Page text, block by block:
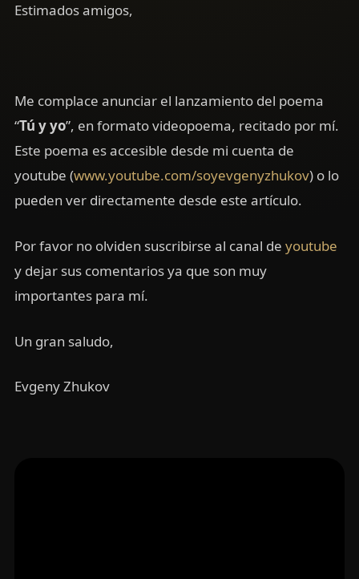
Estimados amigos,
Me complace anunciar el lanzamiento del poema
“Tú y yo”, en formato videopoema, recitado por mí.
Este poema es accesible desde mi cuenta de
youtube (www.youtube.com/soyevgenyzhukov) o lo
pueden ver directamente desde este artículo.
Por favor no olviden suscribirse al canal de youtube
y dejar sus comentarios ya que son muy
importantes para mí.
Un gran saludo,
Evgeny Zhukov